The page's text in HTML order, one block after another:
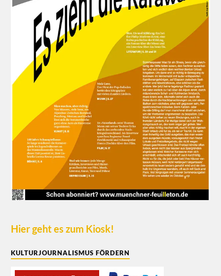
Hier geht es zum Kiosk!
KULTURJOURNALISMUS FÖRDERN